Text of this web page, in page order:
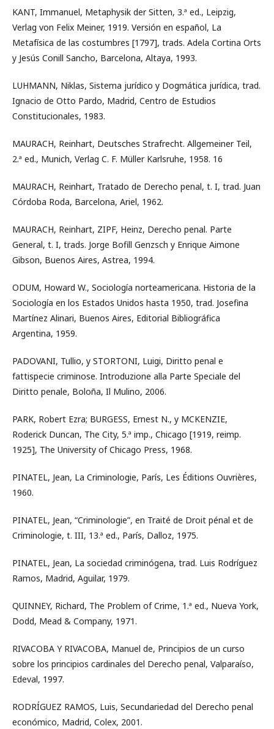
KANT, Immanuel, Metaphysik der Sitten, 3.ª ed., Leipzig,
Verlag von Felix Meiner, 1919. Versión en español, La
Metafísica de las costumbres [1797], trads. Adela Cortina Orts
y Jesús Conill Sancho, Barcelona, Altaya, 1993.
LUHMANN, Niklas, Sistema jurídico y Dogmática jurídica, trad.
Ignacio de Otto Pardo, Madrid, Centro de Estudios
Constitucionales, 1983.
MAURACH, Reinhart, Deutsches Strafrecht. Allgemeiner Teil,
2.ª ed., Munich, Verlag C. F. Müller Karlsruhe, 1958. 16
MAURACH, Reinhart, Tratado de Derecho penal, t. I, trad. Juan
Córdoba Roda, Barcelona, Ariel, 1962.
MAURACH, Reinhart, ZIPF, Heinz, Derecho penal. Parte
General, t. I, trads. Jorge Bofill Genzsch y Enrique Aimone
Gibson, Buenos Aires, Astrea, 1994.
ODUM, Howard W., Sociología norteamericana. Historia de la
Sociología en los Estados Unidos hasta 1950, trad. Josefina
Martínez Alinari, Buenos Aires, Editorial Bibliográfica
Argentina, 1959.
PADOVANI, Tullio, y STORTONI, Luigi, Diritto penal e
fattispecie criminose. Introduzione alla Parte Speciale del
Diritto penale, Boloña, Il Mulino, 2006.
PARK, Robert Ezra; BURGESS, Ernest N., y MCKENZIE,
Roderick Duncan, The City, 5.ª imp., Chicago [1919, reimp.
1925], The University of Chicago Press, 1968.
PINATEL, Jean, La Criminologie, París, Les Éditions Ouvrières,
1960.
PINATEL, Jean, “Criminologie”, en Traité de Droit pénal et de
Criminologie, t. III, 13.ª ed., París, Dalloz, 1975.
PINATEL, Jean, La sociedad criminógena, trad. Luis Rodríguez
Ramos, Madrid, Aguilar, 1979.
QUINNEY, Richard, The Problem of Crime, 1.ª ed., Nueva York,
Dodd, Mead & Company, 1971.
RIVACOBA Y RIVACOBA, Manuel de, Principios de un curso
sobre los principios cardinales del Derecho penal, Valparaíso,
Edeval, 1997.
RODRÍGUEZ RAMOS, Luis, Secundariedad del Derecho penal
económico, Madrid, Colex, 2001.